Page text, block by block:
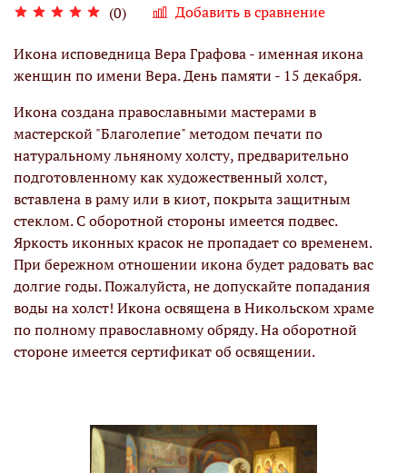
(0) Добавить в сравнение
Икона исповедница Вера Графова - именная икона
женщин по имени Вера. День памяти - 15 декабря.
Икона создана православными мастерами в
мастерской "Благолепие" методом печати по
натуральному льняному холсту, предварительно
подготовленному как художественный холст,
вставлена в раму или в киот, покрыта защитным
стеклом. С оборотной стороны имеется подвес.
Яркость иконных красок не пропадает со временем.
При бережном отношении икона будет радовать вас
долгие годы. Пожалуйста, не допускайте попадания
воды на холст! Икона освящена в Никольском храме
по полному православному обряду. На оборотной
стороне имеется сертификат об освящении.